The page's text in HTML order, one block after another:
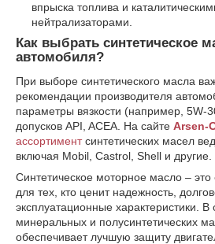
впрыска топлива и
нейтрализаторами.
Как выбрать синтетическое
автомобиля?
При выборе синтетического масла
рекомендации производителя
параметры вязкости (например, 5W-
допусков API, ACEA. На сайте Arsen-
ассортиментсинтетических масел
включая Mobil, Castrol, Shell и другие.
Синтетическое моторное масло –
для тех, кто ценит надежность,
эксплуатационные характеристики. В
минеральных и полусинтетических
обеспечивает лучшую защиту